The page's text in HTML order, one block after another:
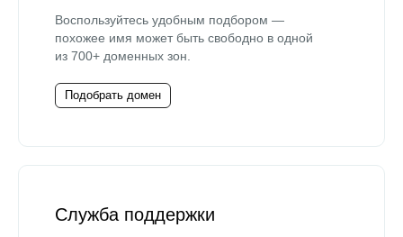
Воспользуйтесь удобным подбором —
похожее имя может быть свободно в одной
из 700+ доменных зон.
Подобрать домен
Служба поддержки